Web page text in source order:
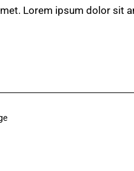
Lorem ipsum dolor sit